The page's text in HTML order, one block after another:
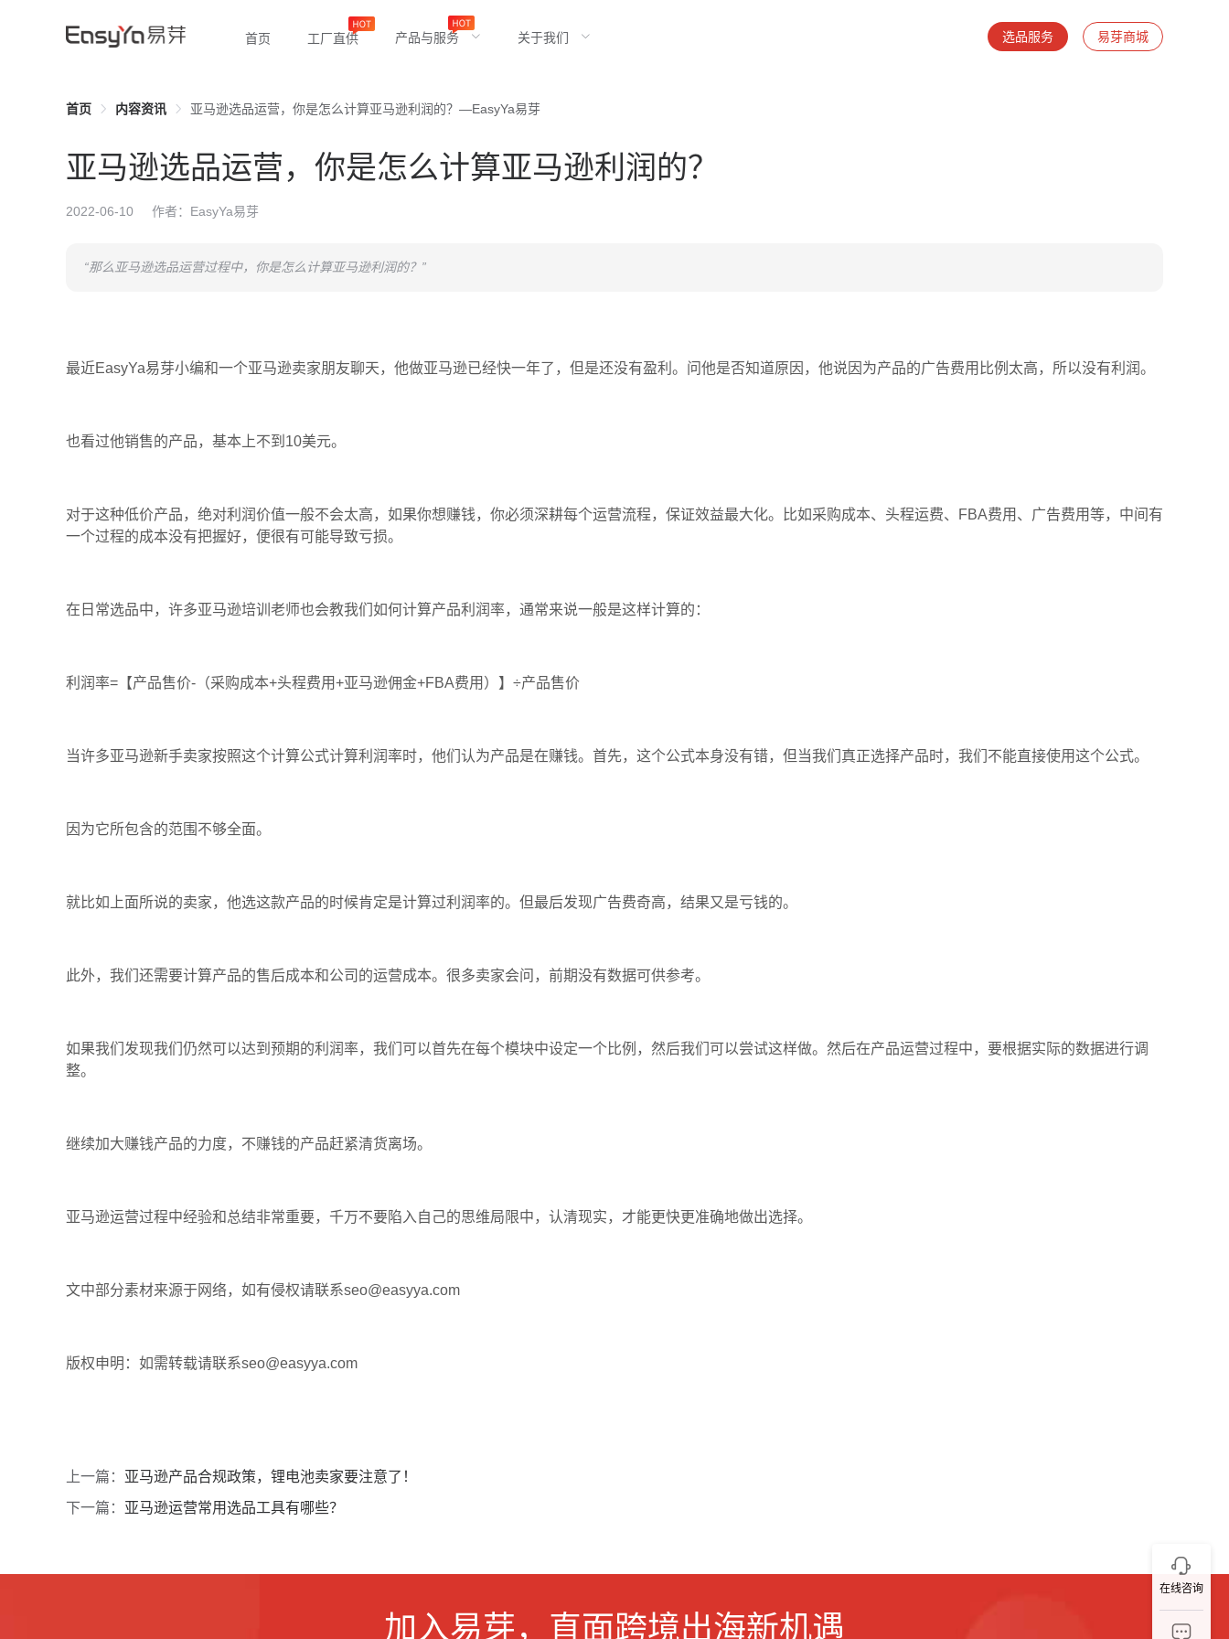
首页 工厂直供 产品与服务 关于我们 选品服务 易芽商城
在线咨询
首页 内容资讯 亚马逊选品运营，你是怎么计算亚马逊利润的？—EasyYa易芽
亚马逊选品运营，你是怎么计算亚马逊利润的？
2022-06-10 作者：EasyYa易芽
“那么亚马逊选品运营过程中，你是怎么计算亚马逊利润的？”
最近EasyYa易芽小编和一个亚马逊卖家朋友聊天，他做亚马逊已经快一年了，但是还没有盈利。问他是否知道原因，他说因为产品的广告费用比例太高，所以没有利润。
也看过他销售的产品，基本上不到10美元。
对于这种低价产品，绝对利润价值一般不会太高，如果你想赚钱，你必须深耕每个运营流程，保证效益最大化。比如采购成本、头程运费、FBA费用、广告费用等，中间有
一个过程的成本没有把握好，便很有可能导致亏损。
在日常选品中，许多亚马逊培训老师也会教我们如何计算产品利润率，通常来说一般是这样计算的：
利润率=【产品售价-（采购成本+头程费用+亚马逊佣金+FBA费用）】÷产品售价
当许多亚马逊新手卖家按照这个计算公式计算利润率时，他们认为产品是在赚钱。首先，这个公式本身没有错，但当我们真正选择产品时，我们不能直接使用这个公式。
因为它所包含的范围不够全面。
就比如上面所说的卖家，他选这款产品的时候肯定是计算过利润率的。但最后发现广告费奇高，结果又是亏钱的。
此外，我们还需要计算产品的售后成本和公司的运营成本。很多卖家会问，前期没有数据可供参考。
如果我们发现我们仍然可以达到预期的利润率，我们可以首先在每个模块中设定一个比例，然后我们可以尝试这样做。然后在产品运营过程中，要根据实际的数据进行调
整。
继续加大赚钱产品的力度，不赚钱的产品赶紧清货离场。
亚马逊运营过程中经验和总结非常重要，千万不要陷入自己的思维局限中，认清现实，才能更快更准确地做出选择。
文中部分素材来源于网络，如有侵权请联系seo@easyya.com
版权申明：如需转载请联系seo@easyya.com
上一篇： 亚马逊产品合规政策，锂电池卖家要注意了！
下一篇： 亚马逊运营常用选品工具有哪些？
加入易芽，直面跨境出海新机遇